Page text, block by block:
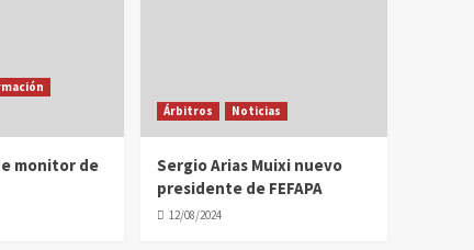
monitor de
Árbitros Noticias
Sergio Arias Muixi nuevo
presidente de FEFAPA
12/08/2024